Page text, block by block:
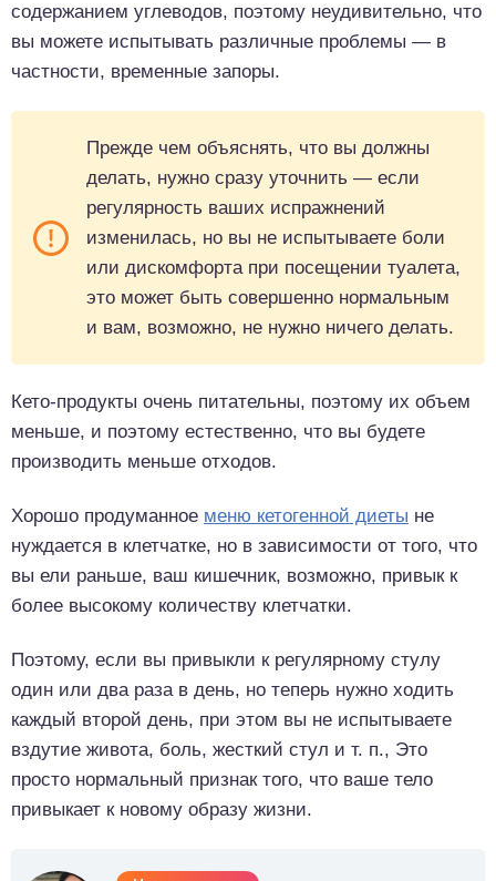
содержанием углеводов, поэтому неудивительно, что
вы можете испытывать различные проблемы — в
частности, временные запоры.
Прежде чем объяснять, что вы должны
делать, нужно сразу уточнить — если
регулярность ваших испражнений
изменилась, но вы не испытываете боли
или дискомфорта при посещении туалета,
это может быть совершенно нормальным
и вам, возможно, не нужно ничего делать.
Кето-продукты очень питательны, поэтому их объем
меньше, и поэтому естественно, что вы будете
производить меньше отходов.
Хорошо продуманное меню кетогенной диеты не
нуждается в клетчатке, но в зависимости от того, что
вы ели раньше, ваш кишечник, возможно, привык к
более высокому количеству клетчатки.
Поэтому, если вы привыкли к регулярному стулу
один или два раза в день, но теперь нужно ходить
каждый второй день, при этом вы не испытываете
вздутие живота, боль, жесткий стул и т. п., Это
просто нормальный признак того, что ваше тело
привыкает к новому образу жизни.